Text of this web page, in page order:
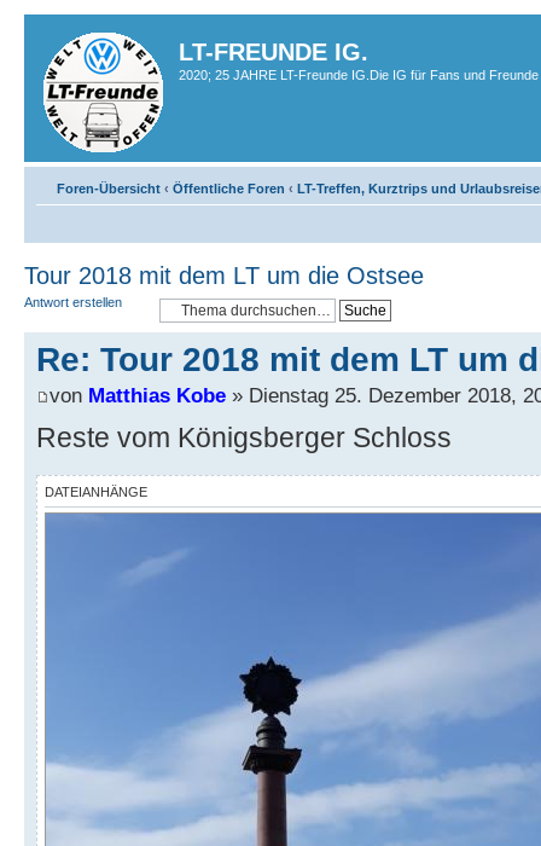
LT-FREUNDE IG.
2020; 25 JAHRE LT-Freunde IG.Die IG für Fans und
Foren-Übersicht ‹ Öffentliche Foren ‹ LT-Treffen, Kurztrips und
Tour 2018 mit dem LT um die Ostsee
Antwort erstellen
Re: Tour 2018 mit dem LT um
von Matthias Kobe » Dienstag 25. Dezember 2018,
Reste vom Königsberger Schloss
DATEIANHÄNGE